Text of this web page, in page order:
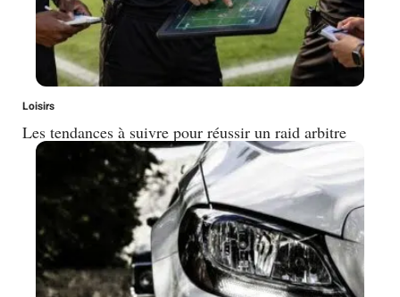
Loisirs
Les tendances à suivre pour réussir un raid arbitre